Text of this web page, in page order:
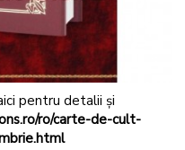
pentru detalii și
ro/carte-de-cult-